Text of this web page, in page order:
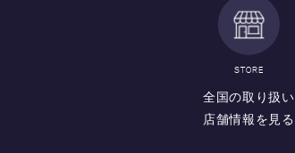
STORE
全国の取り扱い
店舗情報を見る